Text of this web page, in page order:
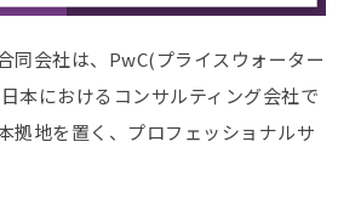
同会社は、PwC(プライスウォーター
本におけるコンサルティング会社で
拠地を置く、プロフェッショナルサ